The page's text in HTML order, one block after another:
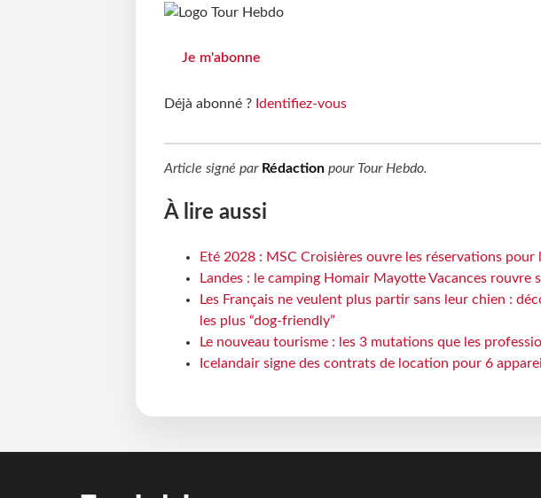
Je m'abonne
Déjà abonné ? Identifiez-vous
Article signé par Rédactionpour Tour Hebdo.
À lire aussi
Eté 2028 : MSC Croisières ouvre les réservations pour
Landes : le camping Homair Mayotte Vacances rouvre
Les Français ne veulent plus partir sans leur chien :
les plus “dog-friendly”
Le nouveau tourisme : les 3 mutations que les
Icelandair signe des contrats de location pour 6